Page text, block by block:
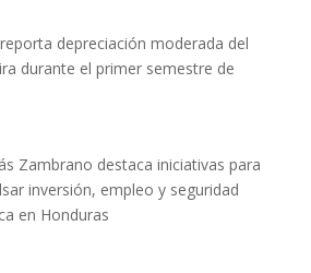
depreciación moderada del
durante el primer semestre de
Zambrano destaca iniciativas para
inversión, empleo y seguridad
en Honduras